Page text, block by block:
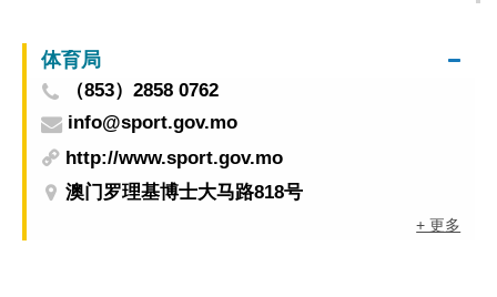
体育局
（853）2858 0762
info@sport.gov.mo
http://www.sport.gov.mo
澳门罗理基博士大马路818号
+ 更多